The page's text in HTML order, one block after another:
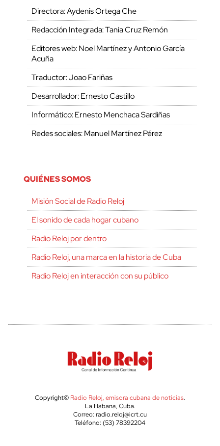
Directora: Aydenis Ortega Che
Redacción Integrada: Tania Cruz Remón
Editores web: Noel Martínez y Antonio García
Acuña
Traductor: Joao Fariñas
Desarrollador: Ernesto Castillo
Informático: Ernesto Menchaca Sardiñas
Redes sociales: Manuel Martínez Pérez
QUIÉNES SOMOS
Misión Social de Radio Reloj
El sonido de cada hogar cubano
Radio Reloj por dentro
Radio Reloj, una marca en la historia de Cuba
Radio Reloj en interacción con su público
Copyright© Radio Reloj, emisora cubana de noticias.
La Habana, Cuba.
Correo: radio.reloj@icrt.cu
Teléfono: (53) 78392204